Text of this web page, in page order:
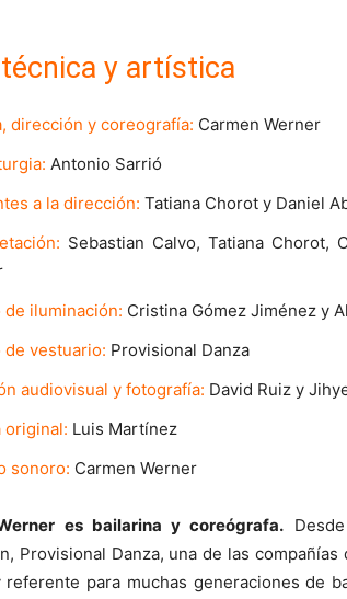
y artística
dirección y coreografía: Carmen Werner
Antonio Sarrió
a la dirección: Tatiana Chorot y Daniel
Sebastian Calvo, Tatiana Chorot,
de iluminación: Cristina Gómez Jiménez y
de vestuario: Provisional Danza
audiovisual y fotografía: David Ruiz y
original: Luis Martínez
sonoro: Carmen Werner
es bailarina y coreógrafa.
Provisional Danza, una de las
referente para muchas generaciones de